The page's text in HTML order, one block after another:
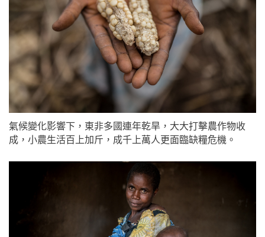
氣候變化影響下，東非多國連年乾旱，大大打擊農作物收
成，小農生活百上加斤，成千上萬人更面臨缺糧危機。